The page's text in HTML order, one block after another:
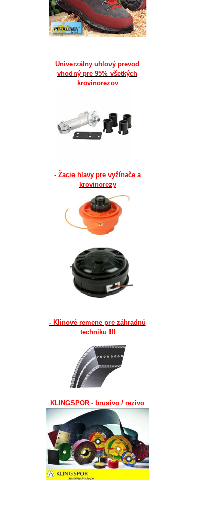
Univerzálny uhlový prevod
vhodný pre 95% všetkých
krovinorezov
- Žacie hlavy pre vyžínače a
krovinorezy
- Klinové remene pre záhradnú
techniku !!!
KLINGSPOR - brusivo / rezivo